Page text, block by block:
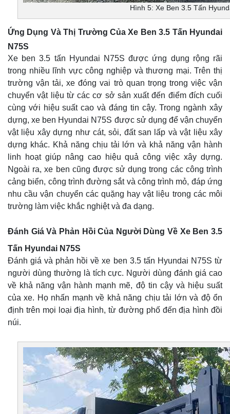
Hình 5: Xe Ben 3.5 Tấn
Ứng Dụng Và Thị Trường Của Xe Ben 3.5 Tấn Hyundai
N75S
Xe ben 3.5 tấn Hyundai N75S được ứng dụng rộng rãi
trong nhiều lĩnh vực công nghiệp và thương mại. Trên thị
trường vận tải, xe đóng vai trò quan trọng trong việc vận
chuyển vật liệu từ các cơ sở sản xuất đến điểm đích cuối
cùng với hiệu suất cao và đáng tin cậy. Trong ngành xây
dựng, xe ben Hyundai N75S được sử dụng để vận chuyển
vật liệu xây dựng như cát, sỏi, đất san lấp và vật liệu xây
dựng khác. Khả năng chịu tải lớn và khả năng vận hành
linh hoạt giúp nâng cao hiệu quả công việc xây dựng.
Ngoài ra, xe ben cũng được sử dụng trong các công trình
cảng biển, công trình đường sắt và công trình mỏ, đáp ứng
nhu cầu vận chuyển các quặng hay vật liệu trong các môi
trường làm việc khắc nghiệt và đa dạng.
Đánh Giá Và Phản Hồi Của Người Dùng Về Xe Ben 3.5
Tấn Hyundai N75S
Đánh giá và phản hồi về xe ben 3.5 tấn Hyundai N75S từ
người dùng thường là tích cực. Người dùng đánh giá cao
về khả năng vận hành mạnh mẽ, độ tin cậy và hiệu suất
của xe. Họ nhấn mạnh về khả năng chịu tải lớn và độ ổn
định trên mọi loại địa hình, từ đường phố đến địa hình đồi
núi.